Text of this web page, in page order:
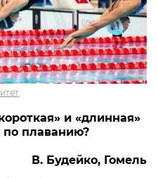
и «длинная»
по плаванию?
В. Будейко, Гомель